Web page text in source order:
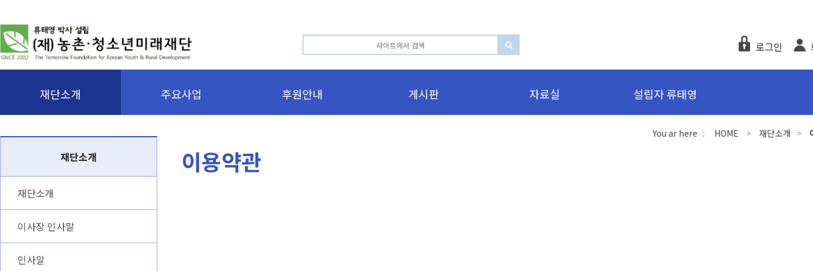
로그인
재단소개 주요사업 후원안내 게시판 자료실 설립자 류태영
재단소개
재단소개
이사장 인사말
인사말
You ar here : HOME > 재단소개 >
이용약관